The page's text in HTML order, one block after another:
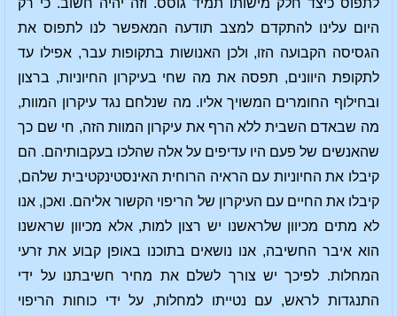
היום עלינו להתקדם למצב תודעה המאפשר לנו לתפוס את
הגסיסה הקבועה הזו, ולכן האנושות בתקופות עבר, אפילו עד
לתקופת היוונים, תפסה את מה שחי בעיקרון החיוניות, ברצון
ובחילוף החומרים המשויך אליו. מה שנלחם נגד עיקרון המוות,
מה שבאדם השבית ללא הרף את עיקרון המוות הזה, חי שם כך
שהאנשים של פעם היו עדיפים על אלה שהלכו בעקבותיהם. הם
קיבלו את החיוניות עם הראיה הרוחית האינסטינקטיבית שלהם,
קיבלו את החיים עם העיקרון של הריפוי הקשור אליהם. ואכן, אנו
לא מתים מכיוון שלראשנו יש רצון למות, אלא מכיוון שראשנו
הוא איבר החשיבה, אנו נושאים בתוכנו באופן קבוע את זרעי
המחלות. לפיכך יש צורך לשלם את מחיר חשיבתנו על ידי
התנגדות לראש, עם נטייתו למחלות, על ידי כוחות הריפוי